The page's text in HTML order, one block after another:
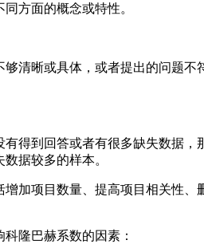
方面的概念或特性。
清晰或具体，或者提出的问题
得到回答或者有很多缺失数据
数据较多的样本。
加项目数量、提高项目相关性
隆巴赫系数的因素：